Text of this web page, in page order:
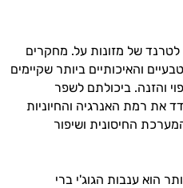
לטרנד של מזונות על. מחקרים
והאיכותיים ביותר שקיימים
והזנה. ביכולתם לשפר
את רמת האנרגיה והחיוניות
החיסונית ושיפור
הוא ענבות הגוג'י ברי